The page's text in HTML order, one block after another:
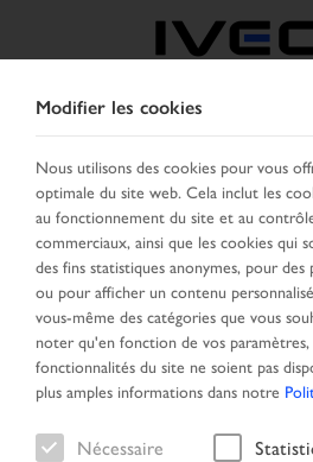
FRANCE
SELECTIONNER UN PAYS
Toggle
navigation
MENU
Modifier les cookies
Nous utilisons des cookies pour vous
optimale du site web. Cela inclut les
au fonctionnement du site et au
commerciaux, ainsi que les cookies qui
des fins statistiques anonymes, pour
ou pour afficher un contenu
vous-même des catégories que vous
noter qu'en fonction de vos
fonctionnalités du site ne soient pas
plus amples informations dans notre
Nécessaire